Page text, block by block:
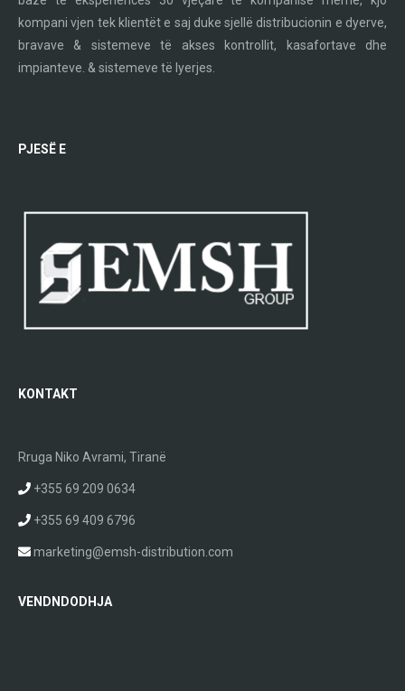
kompani vjen tek klientët e saj duke sjellë distribucionin e dyerve,
bravave & sistemeve të akses kontrollit, kasafortave dhe
impianteve. & sistemeve të lyerjes.
PJESË E
KONTAKT
Rruga Niko Avrami, Tiranë
+355 69 209 0634
+355 69 409 6796
marketing@emsh-distribution.com
VENDNDODHJA